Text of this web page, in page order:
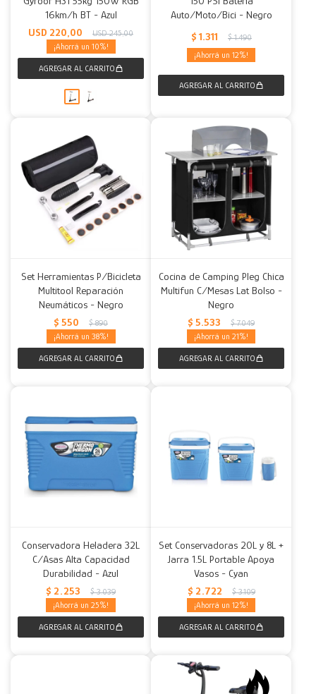
16km/h BT - Azul
USD 220,00 USD 245,00
10
Auto/Moto/Bici - Negro
$ 1.311 $ 1.490
12
Set Herramientas P/Bicicleta
Multitool Reparación
Neumáticos - Negro
$ 550 $ 890
38
Cocina de Camping Pleg Chica
Multifun C/Mesas Lat Bolso -
Negro
$ 5.533 $ 7.049
21
Conservadora Heladera 32L
C/Asas Alta Capacidad
Durabilidad - Azul
$ 2.253 $ 3.039
25
Set Conservadoras 20L y 8L +
Jarra 1.5L Portable Apoya
Vasos - Cyan
$ 2.722 $ 3.109
12
Mesas
Calefactores
Acolchados y Frazadas
Fundas
Decoración
Accesorios para el hogar
Herramientas
Accesorios
Muebles Infantiles